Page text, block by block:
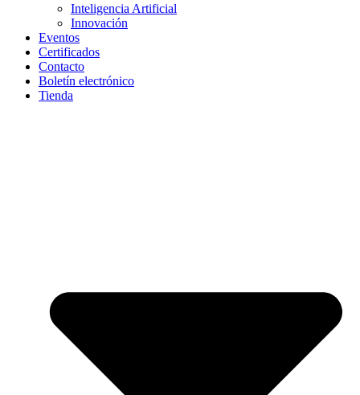
Inteligencia Artificial
Innovación
Eventos
Certificados
Contacto
Boletín electrónico
Tienda